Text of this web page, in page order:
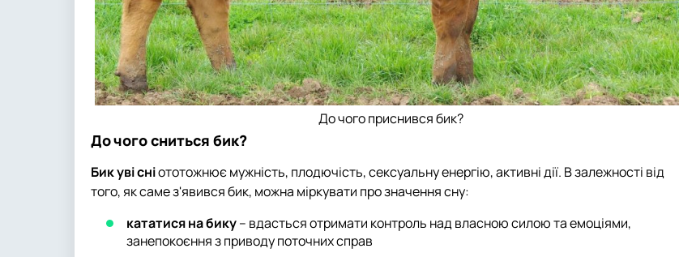
До чого приснився бик?
До чого сниться бик?
Бик уві сніототожнює мужність, плодючість, сексуальну енергію, активні дії. В залежності від
того, як саме з'явився бик, можна міркувати про значення сну:
кататися на бику– вдасться отримати контроль над власною силою та емоціями,
занепокоєння з приводу поточних справ